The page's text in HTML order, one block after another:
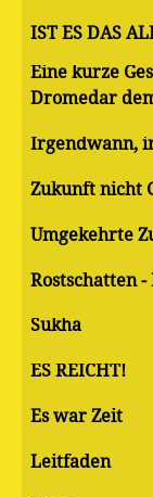
IST ES DAS
Eine kurze
Dromedar
Irgendwann,
Zukunft nicht
Umgekehrte
Rostschatten
Sukha
ES REICHT!
Es war Zeit
Leitfaden